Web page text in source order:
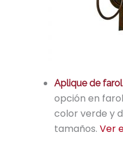
Aplique de farol
opción en
color verde y
tamaños. Ver